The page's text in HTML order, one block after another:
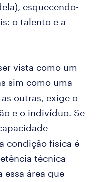
esquecendo-
o talento e a
vista como um
sim como uma
outras, exige o
e o indivíduo. Se
condição física é
técnica
essa área que